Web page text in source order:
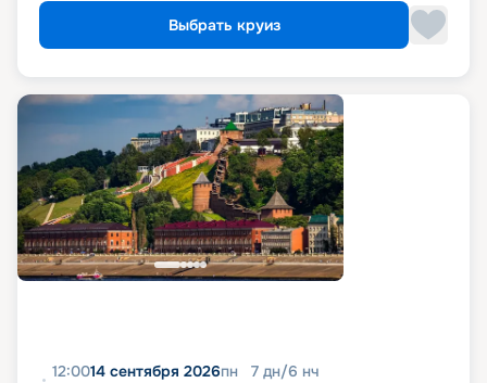
Выбрать круиз
12:0014 сентября 2026пн 7 дн/6 нч